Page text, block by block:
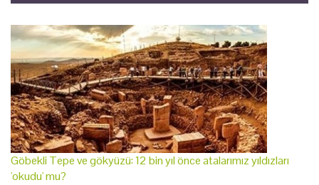
Göbekli Tepe ve gökyüzü: 12 bin yıl önce atalarımız yıldızları
'okudu' mu?